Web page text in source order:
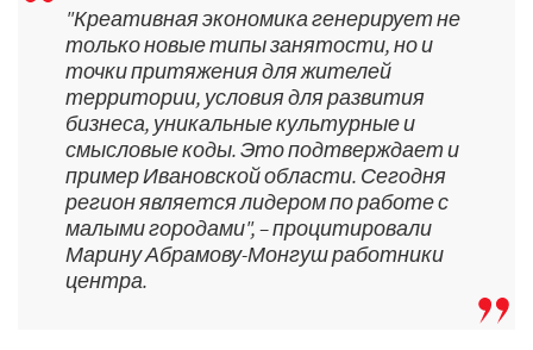
"Креативная экономика генерирует не
только новые типы занятости, но и
точки притяжения для жителей
территории, условия для развития
бизнеса, уникальные культурные и
смысловые коды. Это подтверждает и
пример Ивановской области. Сегодня
регион является лидером по работе с
малыми городами", – процитировали
Марину Абрамову-Монгуш работники
центра.